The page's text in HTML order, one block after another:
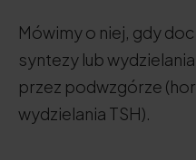
Mówimy o niej, gdy
syntezy lub
przez podwzgórze
wydzielania TSH).